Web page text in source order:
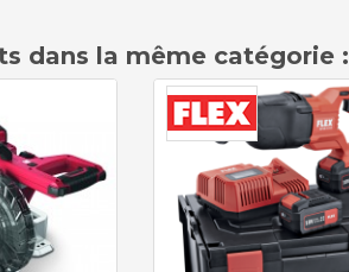
dans la même catégorie :